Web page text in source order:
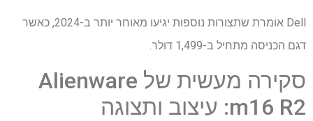
Dell אומרת שתצורות נוספות יגיעו מאוחר יותר ב-2024, כאשר
דגם הכניסה מתחיל ב-1,499 דולר.
סקירה מעשית של Alienware
m16 R2: עיצוב ותצוגה